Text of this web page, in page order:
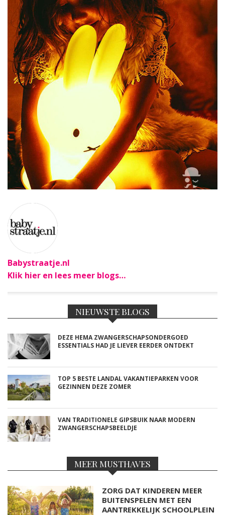
Babystraatje.nl
Klik hier en lees meer blogs…
NIEUWSTE BLOGS
DEZE HEMA ZWANGERSCHAPSONDERGOED
ESSENTIALS HAD JE LIEVER EERDER ONTDEKT
TOP 5 BESTE LANDAL VAKANTIEPARKEN VOOR
GEZINNEN DEZE ZOMER
VAN TRADITIONELE GIPSBUIK NAAR MODERN
ZWANGERSCHAPSBEELDJE
MEER MUSTHAVES
ZORG DAT KINDEREN MEER
BUITENSPELEN MET EEN
AANTREKKELIJK SCHOOLPLEIN